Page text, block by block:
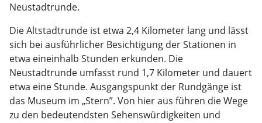
Neustadtrunde.
Die Altstadtrunde ist etwa 2,4 Kilometer lang und lässt
sich bei ausführlicher Besichtigung der Stationen in
etwa eineinhalb Stunden erkunden. Die
Neustadtrunde umfasst rund 1,7 Kilometer und dauert
etwa eine Stunde. Ausgangspunkt der Rundgänge ist
das Museum im „Stern”. Von hier aus führen die Wege
zu den bedeutendsten Sehenswürdigkeiten und